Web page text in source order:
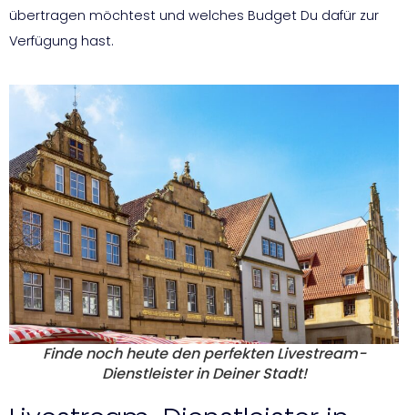
übertragen möchtest und welches Budget Du dafür zur
Verfügung hast.
Finde noch heute den perfekten Livestream-
Dienstleister in Deiner Stadt!